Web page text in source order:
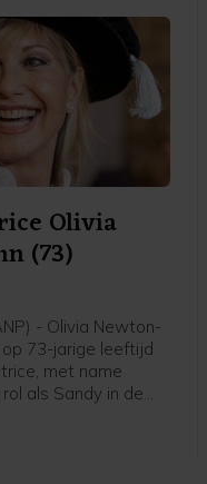
Olivia
(73)
- Olivia Newton-
op 73-jarige leeftijd
met name
als Sandy in de